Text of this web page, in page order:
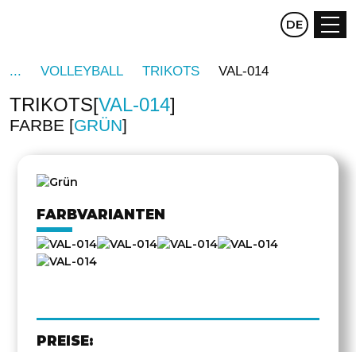
CZ EN
DE
VOLLEYBALL TRIKOTS VAL-014
TRIKOTS VAL-014
FARBE GRÜN
FARBVARIANTEN
PREISE: